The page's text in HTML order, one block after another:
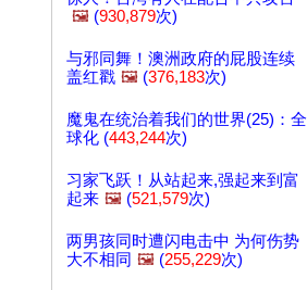
🖼️ (930,879次)
与邪同舞！澳洲政府的屁股连续
盖红戳 🖼️ (376,183次)
魔鬼在统治着我们的世界(25)：全
球化 (443,244次)
习家飞跃！从站起来,强起来到富
起来 🖼️ (521,579次)
两男孩同时遭闪电击中 为何伤势
大不相同 🖼️ (255,229次)